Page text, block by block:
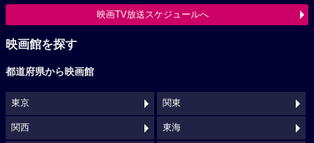
映画TV放送スケジュールへ
映画館を探す
都道府県から映画館
東京 関東
関西 東海